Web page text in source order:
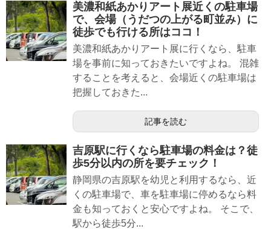
美濃和紙あかりアート展近くの駐車場
で、会場（うだつの上がる町並み）に
徒歩でも行ける所はココ！
美濃和紙あかりアート展に行くなら、駐車
場を事前に知っておきたいですよね。 混雑
することを考えると、会場近くの駐車場は
把握しておきた...
記事を読む
吉原駅に行くなら駐車場の料金は？徒
歩5分以内の所を要チェック！
静岡県の吉原駅を幼児と利用するなら、近
くの駐車場で、車を駐車場に停めるなら料
金も知っておくと安心ですよね。 そこで、
駅から徒歩5分...